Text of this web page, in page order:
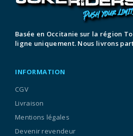
Basée en Occitanie sur la région
ligne uniquement. Nous livrons
INFORMATION
CGV
Livraison
Mentions légales
Devenir revendeur